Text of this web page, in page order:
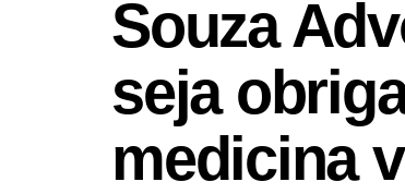
Souza
seja
medicina